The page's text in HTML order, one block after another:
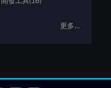
更多...